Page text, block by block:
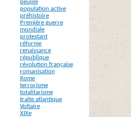
peuple
population active
préhistoire
Première guerre
mondiale
protestant
réforme
renaissance
république
révolution française
romanisation
Rome
terrorisme
totalitarisme
traite atlantique
Voltaire
XIXe